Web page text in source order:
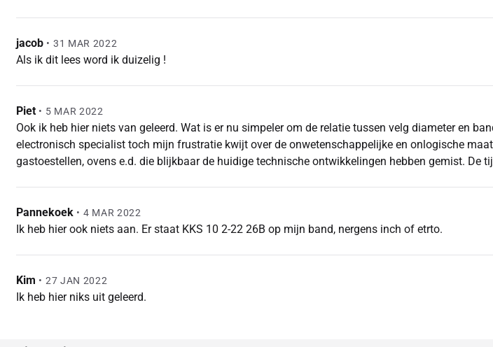
jacob • 31 MAR 2022
Als ik dit lees word ik duizelig !
Piet • 5 MAR 2022
Ook ik heb hier niets van geleerd. Wat is er nu simpeler om de relatie tussen velg diameter en
electronisch specialist toch mijn frustratie kwijt over de onwetenschappelijke en onlogische
gastoestellen, ovens e.d. die blijkbaar de huidige technische ontwikkelingen hebben gemist. De
Pannekoek • 4 MAR 2022
Ik heb hier ook niets aan. Er staat KKS 10 2-22 26B op mijn band, nergens inch of etrto.
Kim • 27 JAN 2022
Ik heb hier niks uit geleerd.